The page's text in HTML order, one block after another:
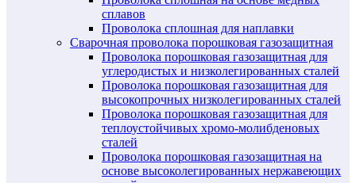
сплавов
Проволока сплошная для наплавки
Сварочная проволока порошковая газозащитная
Проволока порошковая газозащитная для
углеродистых и низколегированных сталей
Проволока порошковая газозащитная для
высокопрочных низколегированных сталей
Проволока порошковая газозащитная для
теплоустойчивых хромо-молибденовых
сталей
Проволока порошковая газозащитная на
основе высоколегированных нержавеющих